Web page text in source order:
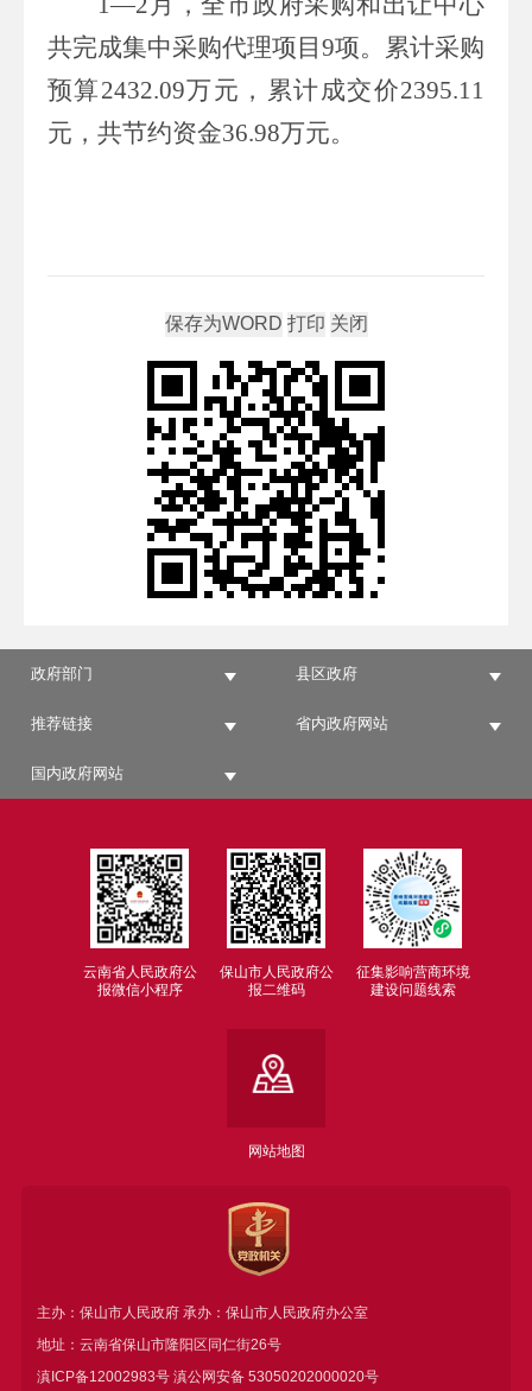
共完成集中采购代理项目9项。累计采购
预算2432.09万元，累计成交价2395.11
元，共节约资金36.98万元。
政府部门 县区政府
推荐链接 省内政府网站
国内政府网站
云南省人民政府公
报微信小程序
保山市人民政府公
报二维码
征集影响营商环境
建设问题线索
网站地图
主办：保山市人民政府 承办：保山市人民政府办公室
地址：云南省保山市隆阳区同仁街26号
滇ICP备12002983号滇公网安备 53050202000020号